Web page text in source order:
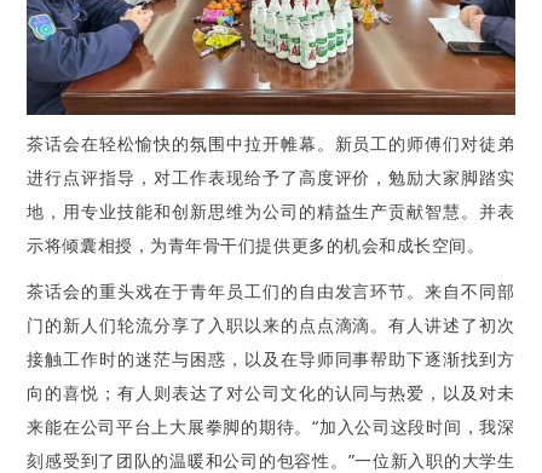
茶话会在轻松愉快的氛围中拉开帷幕。新员工的师傅们对徒弟
进行点评指导，对工作表现给予了高度评价，勉励大家脚踏实
地，用专业技能和创新思维为公司的精益生产贡献智慧。并表
示将倾囊相授，为青年骨干们提供更多的机会和成长空间。
茶话会的重头戏在于青年员工们的自由发言环节。来自不同部
门的新人们轮流分享了入职以来的点点滴滴。有人讲述了初次
接触工作时的迷茫与困惑，以及在导师同事帮助下逐渐找到方
向的喜悦；有人则表达了对公司文化的认同与热爱，以及对未
来能在公司平台上大展拳脚的期待。“加入公司这段时间，我深
刻感受到了团队的温暖和公司的包容性。”一位新入职的大学生